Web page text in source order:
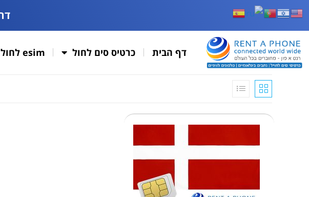
דף הבית כרטיס סים לחול esim לחול